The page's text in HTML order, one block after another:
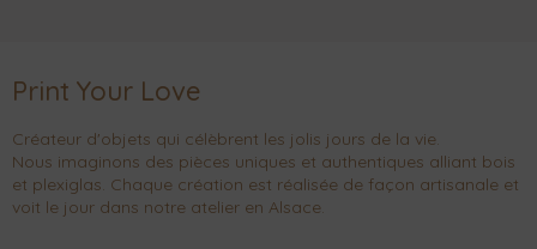
Print Your Love
Créateur d'objets qui célèbrent les jolis jours de la vie.
Nous imaginons des pièces uniques et authentiques alliant bois
et plexiglas. Chaque création est réalisée de façon artisanale et
voit le jour dans notre atelier en Alsace.